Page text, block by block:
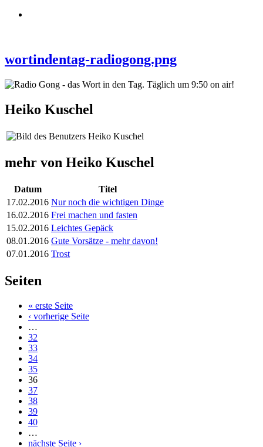
wortindentag-radiogong.png
Heiko Kuschel
mehr von Heiko Kuschel
Datum
Titel
17.02.2016 Nur noch die wichtigen Dinge
16.02.2016 Frei machen und fasten
15.02.2016 Leichtes Gepäck
08.01.2016 Gute Vorsätze - mehr davon!
07.01.2016 Trost
Seiten
« erste Seite
‹ vorherige Seite
…
32
33
34
35
36
37
38
39
40
…
nächste Seite ›